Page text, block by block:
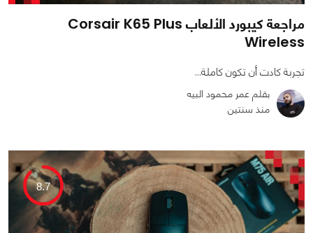
4472
0
0
مراجعة كيبورد الألعاب Corsair K65 Plus
Wireless
تجربة كادت أن تكون كاملة...
بقلم عمر محمود البيه
منذ سنتين
8.7